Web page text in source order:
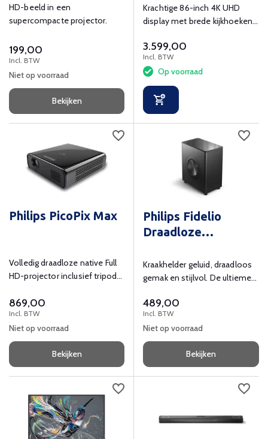
HD-beeld in een
supercompacte projector.
199,00
Incl. BTW
Niet op voorraad
Bekijken
Krachtige 86-inch 4K UHD
display met brede kijkhoeken
3.599,00
Incl. BTW
Op voorraad
Philips PicoPix Max
Volledig draadloze native Full
HD-projector inclusief tripod
869,00
Incl. BTW
Niet op voorraad
Bekijken
Philips Fidelio
Draadloze
Kraakhelder geluid, draadloos
gemak en stijlvol. De ultieme
489,00
Incl. BTW
Niet op voorraad
Bekijken